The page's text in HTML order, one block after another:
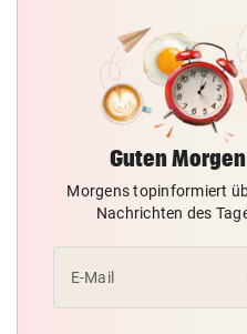
Guten Morgen
Morgens topinformiert
Nachrichten des
E-Mail